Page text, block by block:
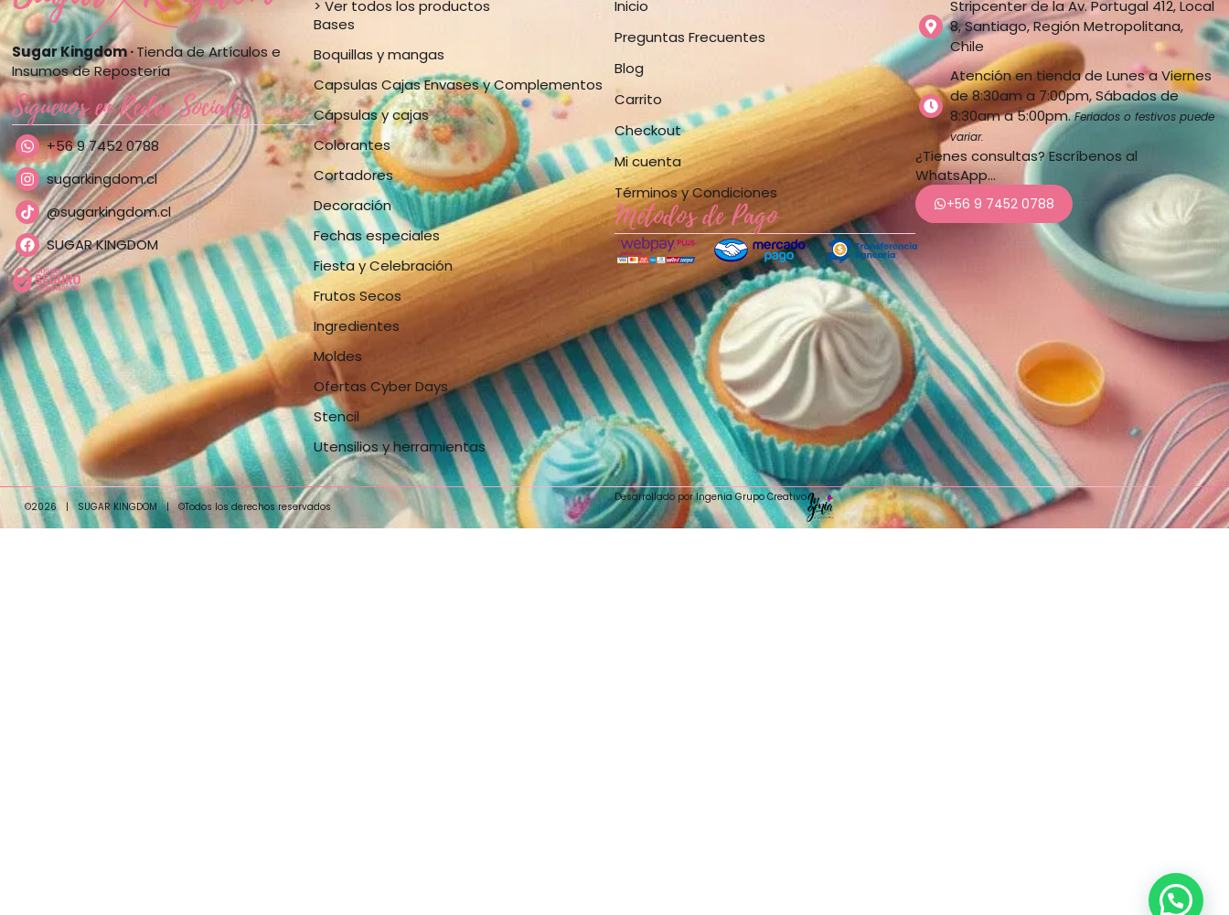
Sugar Kingdom ·Tienda de Artículos e
Insumos de Repostería
Síguenos en Redes Sociales
+56 9 7452 0788
sugarkingdom.cl
@sugarkingdom.cl
SUGAR KINGDOM
> Ver todos los productos
Bases
Boquillas y mangas
Capsulas Cajas Envases y Complementos
Cápsulas y cajas
Colorantes
Cortadores
Decoración
Fechas especiales
Fiesta y Celebración
Frutos Secos
Ingredientes
Moldes
Ofertas Cyber Days
Stencil
Utensilios y herramientas
Inicio
Preguntas Frecuentes
Blog
Carrito
Checkout
Mi cuenta
Términos y Condiciones
Métodos de Pago
Stripcenter de la Av. Portugal 412, Local
8, Santiago, Región Metropolitana,
Chile
Atención en tienda de Lunes a Viernes
de 8:30am a 7:00pm, Sábados de
8:30am a 5:00pm.Feriados o festivos puede
variar.
¿Tienes consultas? Escríbenos al
WhatsApp…
+56 9 7452 0788
©2026 | SUGAR KINGDOM | ©Todos los derechos reservados
Desarrollado por Ingenia Grupo Creativo